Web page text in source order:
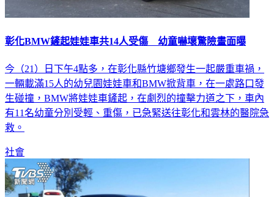
彰化BMW鏟起娃娃車共14人受傷 幼童嚇壞驚險畫面曝
今（21）日下午4點多，在彰化縣竹塘鄉發生一起嚴重車禍，
一輛載滿15人的幼兒園娃娃車和BMW掀背車，在一處路口發
生碰撞，BMW將娃娃車鏟起，在劇烈的撞擊力道之下，車內
有11名幼童分別受輕、重傷，已急緊送往彰化和雲林的醫院急
救。
社會